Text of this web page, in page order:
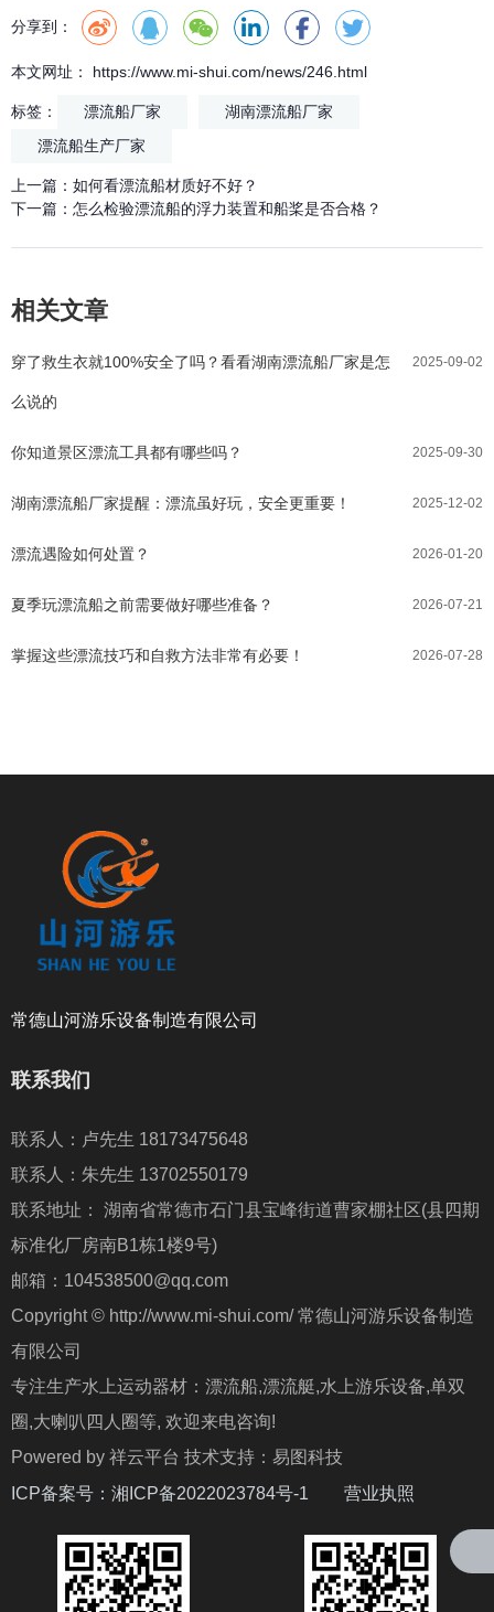
分享到：
本文网址： https://www.mi-shui.com/news/246.html
标签： 漂流船厂家
湖南漂流船厂家
漂流船生产厂家
上一篇： 如何看漂流船材质好不好？
下一篇： 怎么检验漂流船的浮力装置和船桨是否合格？
相关文章
2025-09-02
穿了救生衣就100%安全了吗？看看湖南漂流船厂家是怎
么说的
2025-09-30
你知道景区漂流工具都有哪些吗？
2025-12-02
湖南漂流船厂家提醒：漂流虽好玩，安全更重要！
2026-01-20
漂流遇险如何处置？
2026-07-21
夏季玩漂流船之前需要做好哪些准备？
2026-07-28
掌握这些漂流技巧和自救方法非常有必要！
常德山河游乐设备制造有限公司
联系我们
联系人：卢先生 18173475648
联系人：朱先生 13702550179
联系地址： 湖南省常德市石门县宝峰街道曹家棚社区(县四期
标准化厂房南B1栋1楼9号)
邮箱：104538500@qq.com
Copyright © http://www.mi-shui.com/ 常德山河游乐设备制造
有限公司
专注生产水上运动器材：漂流船,漂流艇,水上游乐设备,单双
圈,大喇叭四人圈等, 欢迎来电咨询!
Powered by 祥云平台 技术支持：易图科技
ICP备案号： 湘ICP备2022023784号-1 营业执照